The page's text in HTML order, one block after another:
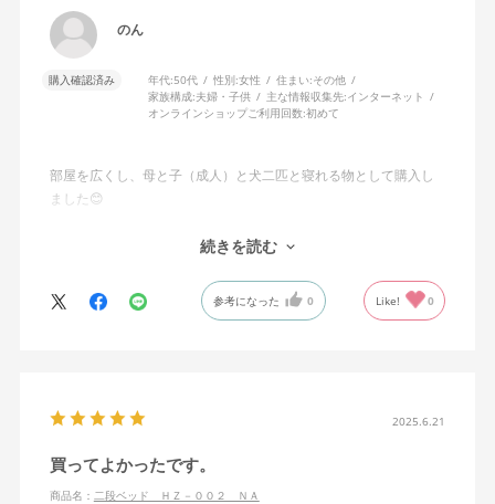
のん
購入確認済み 年代:50代 性別:女性 住まい:その他
家族構成:夫婦・子供 主な情報収集先:インターネット
オンラインショップご利用回数:初めて
部屋を広くし、母と子（成人）と犬二匹と寝れる物として購入し
ました😊
シンプルで、皆がのびのびと寝れて購入して良かったです✨
続きを読む
参考になった 0 Like! 0
2025.6.21
買ってよかったです。
商品名： 二段ベッド ＨＺ－００２ ＮＡ